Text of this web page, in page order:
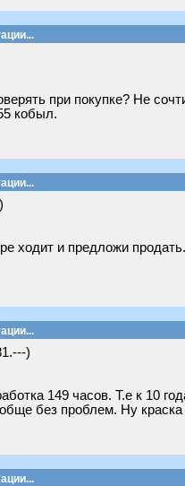
при покупке? Не
кобыл.
ходит и предложи
)
149 часов. Т.е к 10
без проблем. Ну